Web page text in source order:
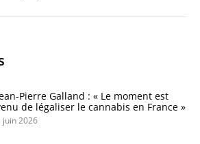
Pierre Galland : « Le moment est
de légaliser le cannabis en France »
juin 2026